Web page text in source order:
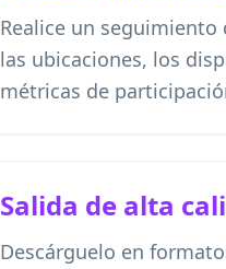
Realice un seguimiento
las ubicaciones, los
métricas de
Salida de alta
Descárguelo en